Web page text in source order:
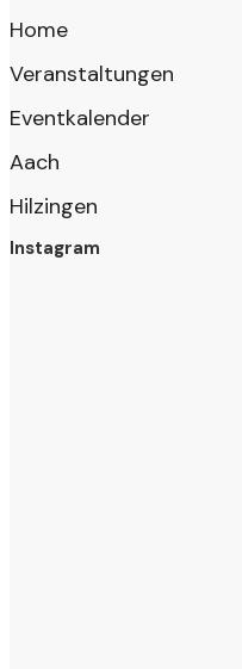
Home
Veranstaltungen
Eventkalender
Aach
Hilzingen
Instagram